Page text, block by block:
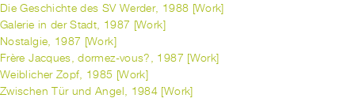
Die Geschichte des SV Werder, 1988 [Work]
Galerie in der Stadt, 1987 [Work]
Nostalgie, 1987 [Work]
Frère Jacques, dormez-vous?, 1987 [Work]
Weiblicher Zopf, 1985 [Work]
Zwischen Tür und Angel, 1984 [Work]